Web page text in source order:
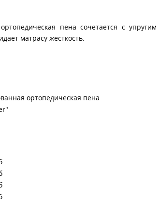
пена сочетается с
матрасу жесткость.
ортопедическая пена